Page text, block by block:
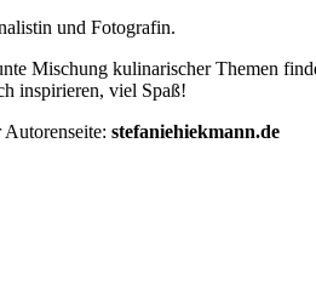
und Fotografin.
Mischung kulinarischer Themen
inspirieren, viel Spaß!
stefaniehiekmann.de